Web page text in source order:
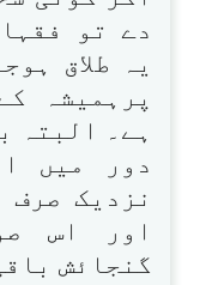
دے تو
یہ طلاق
پرہمیشہ
ہے۔ البتہ
دور میں
نزدیک صرف
اور اس
گنجائش